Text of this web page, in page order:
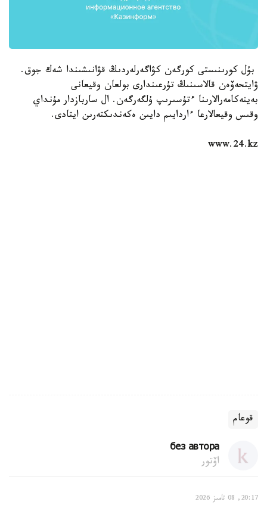
بۇل كورىنىستى كورگەن كۋاگەرلەردىڭ قۋانىشىندا شەك جوق.
ۋايتحەۆەن قالاسىنىڭ تۇرعىندارى بولعان وقيعانى
بەينەكامەرالارىنا ءتۇسىرىپ ۇلگەرگەن. ال ساربازدار مۇنداي
وقىس وقيعالارعا ءاردايىم دايىن ەكەندىكتەرىن ايتادى.
www.24.kz
قوعام
без автора
اۆتور
20:17, 08 تامىز 2026